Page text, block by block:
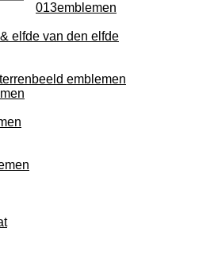
013emblemen
elfde van den elfde
emblemen